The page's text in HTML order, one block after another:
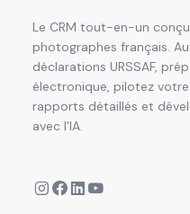
Le CRM tout-en-un
photographes français.
déclarations URSSAF,
électronique, pilotez
rapports détaillés et
avec l'IA.